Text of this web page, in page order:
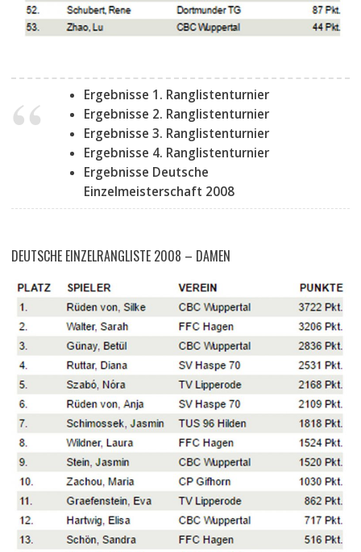
Ergebnisse 1. Ranglistenturnier
Ergebnisse 2. Ranglistenturnier
Ergebnisse 3. Ranglistenturnier
Ergebnisse 4. Ranglistenturnier
Ergebnisse Deutsche
Einzelmeisterschaft 2008
DEUTSCHE EINZELRANGLISTE 2008 – DAMEN